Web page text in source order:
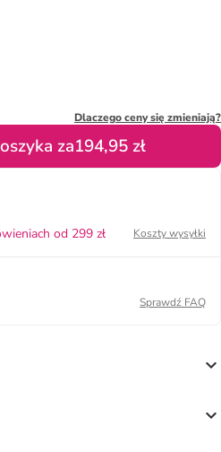
Dlaczego ceny się zmieniają?
za194,95 zł
od 299 zł
Koszty wysyłki
Sprawdź FAQ